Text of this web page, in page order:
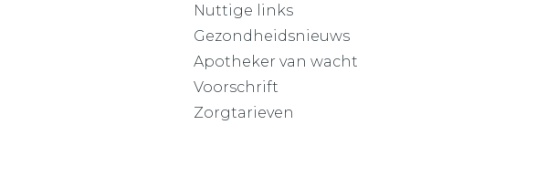
Nuttige links
Gezondheidsnieuws
Apotheker van wacht
Voorschrift
Zorgtarieven